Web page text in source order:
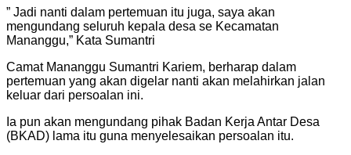
” Jadi nanti dalam pertemuan itu juga, saya akan
mengundang seluruh kepala desa se Kecamatan
Mananggu,” Kata Sumantri
Camat Mananggu Sumantri Kariem, berharap dalam
pertemuan yang akan digelar nanti akan melahirkan jalan
keluar dari persoalan ini.
Ia pun akan mengundang pihak Badan Kerja Antar Desa
(BKAD) lama itu guna menyelesaikan persoalan itu.